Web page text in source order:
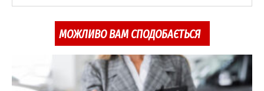
МОЖЛИВО ВАМ СПОДОБАЄТЬСЯ